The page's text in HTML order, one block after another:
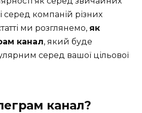
серед компаній різних
ми розглянемо, як
канал, який буде
серед вашої цільової
канал?